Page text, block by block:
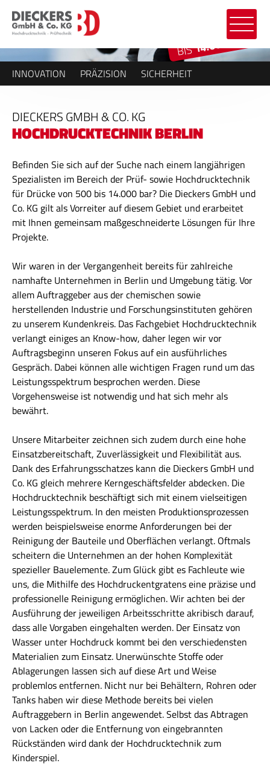
INNOVATION PRÄZISION SICHERHEIT
BIS14.000 BAR
DIECKERS GMBH & CO. KG
HOCHDRUCKTECHNIK BERLIN
Befinden Sie sich auf der Suche nach einem langjährigen
Spezialisten im Bereich der Prüf- sowie Hochdrucktechnik
für Drücke von 500 bis 14.000 bar? Die Dieckers GmbH und
Co. KG gilt als Vorreiter auf diesem Gebiet und erarbeitet
mit Ihnen gemeinsam maßgeschneiderte Lösungen für Ihre
Projekte.
Wir waren in der Vergangenheit bereits für zahlreiche
namhafte Unternehmen in Berlin und Umgebung tätig. Vor
allem Auftraggeber aus der chemischen sowie
herstellenden Industrie und Forschungsinstituten gehören
zu unserem Kundenkreis. Das Fachgebiet Hochdrucktechnik
verlangt einiges an Know-how, daher legen wir vor
Auftragsbeginn unseren Fokus auf ein ausführliches
Gespräch. Dabei können alle wichtigen Fragen rund um das
Leistungsspektrum besprochen werden. Diese
Vorgehensweise ist notwendig und hat sich mehr als
bewährt.
Unsere Mitarbeiter zeichnen sich zudem durch eine hohe
Einsatzbereitschaft, Zuverlässigkeit und Flexibilität aus.
Dank des Erfahrungsschatzes kann die Dieckers GmbH und
Co. KG gleich mehrere Kerngeschäftsfelder abdecken. Die
Hochdrucktechnik beschäftigt sich mit einem vielseitigen
Leistungsspektrum. In den meisten Produktionsprozessen
werden beispielsweise enorme Anforderungen bei der
Reinigung der Bauteile und Oberflächen verlangt. Oftmals
scheitern die Unternehmen an der hohen Komplexität
spezieller Bauelemente. Zum Glück gibt es Fachleute wie
uns, die Mithilfe des Hochdruckentgratens eine präzise und
professionelle Reinigung ermöglichen. Wir achten bei der
Ausführung der jeweiligen Arbeitsschritte akribisch darauf,
dass alle Vorgaben eingehalten werden. Der Einsatz von
Wasser unter Hochdruck kommt bei den verschiedensten
Materialien zum Einsatz. Unerwünschte Stoffe oder
Ablagerungen lassen sich auf diese Art und Weise
problemlos entfernen. Nicht nur bei Behältern, Rohren oder
Tanks haben wir diese Methode bereits bei vielen
Auftraggebern in Berlin angewendet. Selbst das Abtragen
von Lacken oder die Entfernung von eingebrannten
Rückständen wird dank der Hochdrucktechnik zum
Kinderspiel.